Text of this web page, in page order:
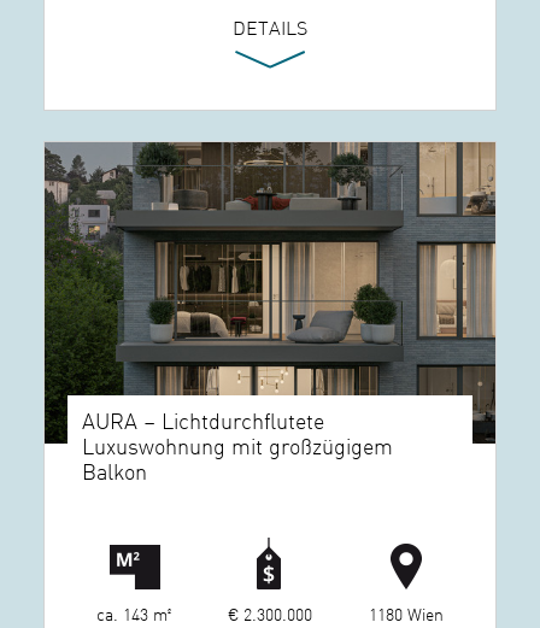
DETAILS
AURA – Lichtdurchflutete
Luxuswohnung mit großzügigem
Balkon
ca. 143 m² € 2.300.000 1180 Wien